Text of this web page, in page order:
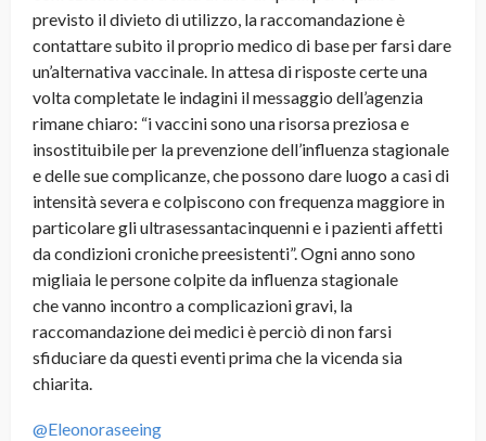
previsto il divieto di utilizzo, la raccomandazione è
contattare subito il proprio medico di base per farsi dare
un’alternativa vaccinale. In attesa di risposte certe una
volta completate le indagini il messaggio dell’agenzia
rimane chiaro: “i vaccini sono una risorsa preziosa e
insostituibile per la prevenzione dell’influenza stagionale
e delle sue complicanze, che possono dare luogo a casi di
intensità severa e colpiscono con frequenza maggiore in
particolare gli ultrasessantacinquenni e i pazienti affetti
da condizioni croniche preesistenti”. Ogni anno sono
migliaia le persone colpite da influenza stagionale
che vanno incontro a complicazioni gravi, la
raccomandazione dei medici è perciò di non farsi
sfiduciare da questi eventi prima che la vicenda sia
chiarita.
@Eleonoraseeing